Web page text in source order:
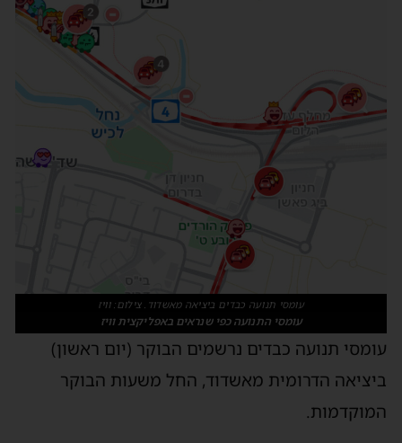
עומסי תנועה כבדים ביציאה מאשדוד. צילום: וויז
עומסי התנועה כפי שנראים באפליקצית וויז
תנועה כבדים נרשמים הבוקר (יום ראשון)
הדרומית מאשדוד, החל משעות הבוקר